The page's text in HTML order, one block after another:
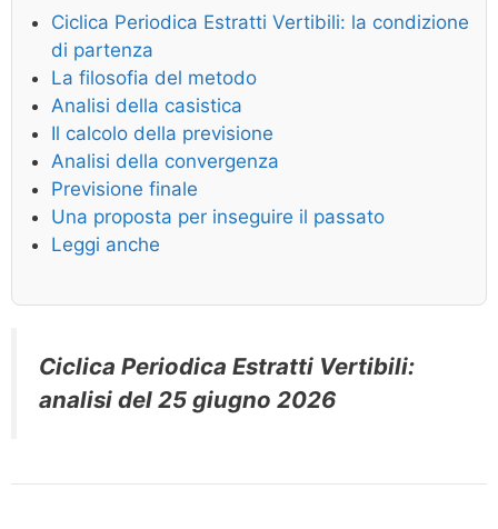
Ciclica Periodica Estratti Vertibili: la condizione
di partenza
La filosofia del metodo
Analisi della casistica
Il calcolo della previsione
Analisi della convergenza
Previsione finale
Una proposta per inseguire il passato
Leggi anche
Ciclica Periodica Estratti Vertibili:
analisi del 25 giugno 2026